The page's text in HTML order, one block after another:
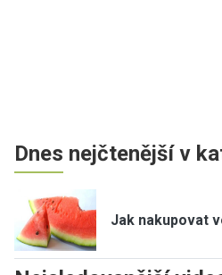
Dnes nejčtenější v
Jak nakupovat